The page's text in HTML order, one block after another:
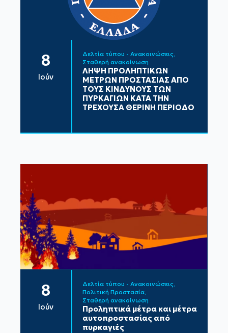
8
Ιούν
Δελτία τύπου - Ανακοινώσεις
Σταθερή ανακοίνωση
ΛΗΨΗ ΠΡΟΛΗΠΤΙΚΩΝ
ΜΕΤΡΩΝ ΠΡΟΣΤΑΣΙΑΣ ΑΠΟ
ΤΟΥΣ ΚΙΝΔΥΝΟΥΣ ΤΩΝ
ΠΥΡΚΑΓΙΩΝ ΚΑΤΑ ΤΗΝ
ΤΡΕΧΟΥΣΑ ΘΕΡΙΝΗ ΠΕΡΙΟΔΟ
8
Ιούν
Δελτία τύπου - Ανακοινώσεις
Πολιτική Προστασία
Σταθερή ανακοίνωση
Προληπτικά μέτρα και μέτρα
αυτοπροστασίας από
πυρκαγιές